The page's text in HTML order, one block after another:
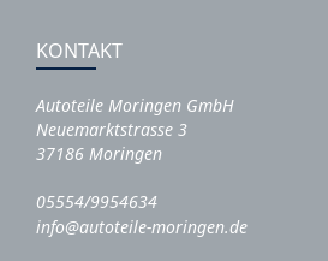
KONTAKT
Autoteile Moringen GmbH
Neuemarktstrasse 3
37186 Moringen
05554/9954634
info@autoteile-moringen.de